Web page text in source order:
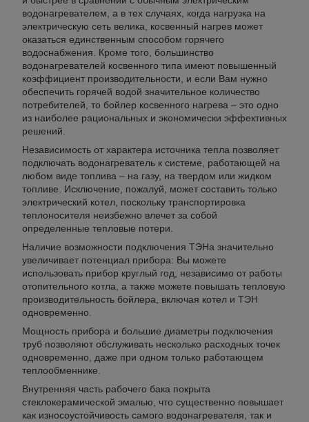
водонагревателем, а в тех случаях, когда нагрузка на
электрическую сеть велика, косвенный нагрев может
оказаться единственным способом горячего
водоснабжения. Кроме того, большинство
водонагревателей косвенного типа имеют повышенный
коэффициент производительности, и если Вам нужно
обеспечить горячей водой значительное количество
потребителей, то бойлер косвенного нагрева – это одно
из наиболее рациональных и экономически эффективных
решений.
Независимость от характера источника тепла позволяет
подключать водонагреватель к системе, работающей на
любом виде топлива – на газу, на твердом или жидком
топливе. Исключение, пожалуй, может составить только
электрический котел, поскольку транспортировка
теплоносителя неизбежно влечет за собой
определенные тепловые потери.
Наличие возможности подключения ТЭНа значительно
увеличивает потенциал прибора: Вы можете
использовать прибор круглый год, независимо от работы
отопительного котла, а также можете повышать тепловую
производительность бойлера, включая котел и ТЭН
одновременно.
Мощность прибора и большие диаметры подключения
труб позволяют обслуживать несколько расходных точек
одновременно, даже при одном только работающем
теплообменнике.
Внутренняя часть рабочего бака покрыта
стеклокерамической эмалью, что существенно повышает
как износоустойчивость самого водонагревателя, так и